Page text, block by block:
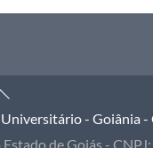
Back
To
Top
- Goiânia
de Goiás -